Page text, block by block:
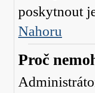
poskytnout
Nahoru
Proč